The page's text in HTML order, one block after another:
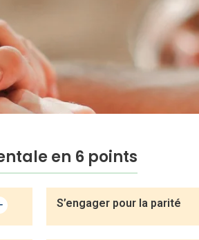
en 6 points
S’engager pour la parité